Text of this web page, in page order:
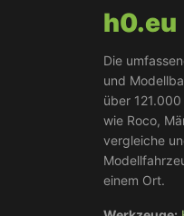
h0.eu
Die
und
über
wie Roco,
vergleiche
einem Ort.